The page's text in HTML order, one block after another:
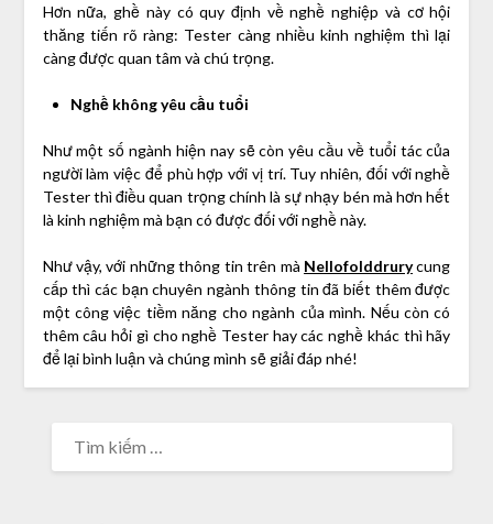
Hơn nữa, ghề này có quy định về nghề nghiệp và cơ hội
thăng tiến rõ ràng: Tester càng nhiều kinh nghiệm thì lại
càng được quan tâm và chú trọng.
Nghề không yêu cầu tuổi
Như một số ngành hiện nay sẽ còn yêu cầu về tuổi tác của
người làm việc để phù hợp với vị trí. Tuy nhiên, đối với nghề
Tester thì điều quan trọng chính là sự nhạy bén mà hơn hết
là kinh nghiệm mà bạn có được đối với nghề này.
Như vậy, với những thông tin trên mà Nellofolddrurycung
cấp thì các bạn chuyên ngành thông tin đã biết thêm được
một công việc tiềm năng cho ngành của mình. Nếu còn có
thêm câu hỏi gì cho nghề Tester hay các nghề khác thì hãy
để lại bình luận và chúng mình sẽ giải đáp nhé!
KIẾM